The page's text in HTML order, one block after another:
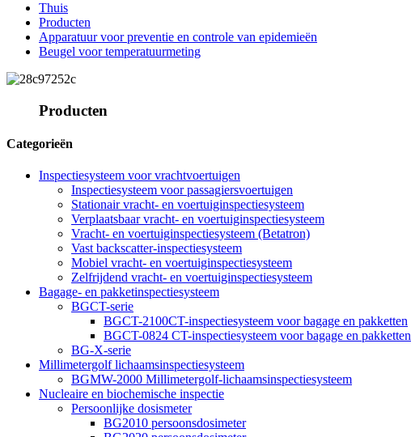
Thuis
Producten
Apparatuur voor preventie en controle van epidemieën
Beugel voor temperatuurmeting
Producten
Categorieën
Inspectiesysteem voor vrachtvoertuigen
Inspectiesysteem voor passagiersvoertuigen
Stationair vracht- en voertuiginspectiesysteem
Verplaatsbaar vracht- en voertuiginspectiesysteem
Vracht- en voertuiginspectiesysteem (Betatron)
Vast backscatter-inspectiesysteem
Mobiel vracht- en voertuiginspectiesysteem
Zelfrijdend vracht- en voertuiginspectiesysteem
Bagage- en pakketinspectiesysteem
BGCT-serie
BGCT-2100CT-inspectiesysteem voor bagage en pakketten
BGCT-0824 CT-inspectiesysteem voor bagage en pakketten
BG-X-serie
Millimetergolf lichaamsinspectiesysteem
BGMW-2000 Millimetergolf-lichaamsinspectiesysteem
Nucleaire en biochemische inspectie
Persoonlijke dosismeter
BG2010 persoonsdosimeter